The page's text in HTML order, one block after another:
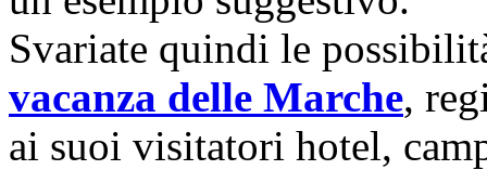
Svariate quindi le
vacanza delle Marche,
ai suoi visitatori hotel,